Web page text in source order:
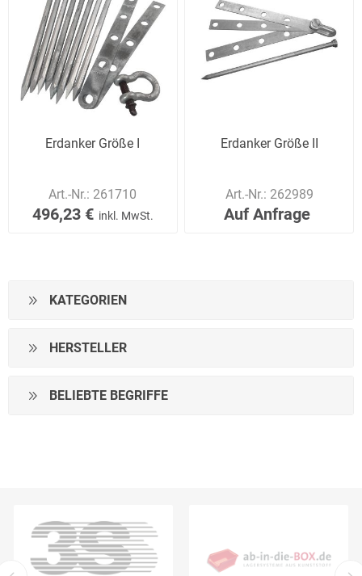
Erdanker Größe I
Art.-Nr.: 261710
496,23 € inkl. MwSt.
Erdanker Größe II
Art.-Nr.: 262989
Auf Anfrage
KATEGORIEN
HERSTELLER
BELIEBTE BEGRIFFE